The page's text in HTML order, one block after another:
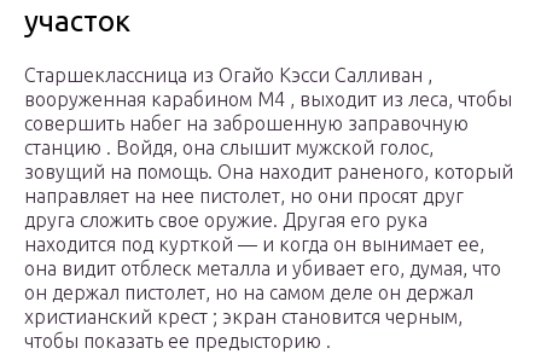
участок
Старшеклассница из Огайо Кэсси Салливан ,
вооруженная карабином M4 , выходит из леса, чтобы
совершить набег на заброшенную заправочную
станцию . Войдя, она слышит мужской голос,
зовущий на помощь. Она находит раненого, который
направляет на нее пистолет, но они просят друг
друга сложить свое оружие. Другая его рука
находится под курткой — и когда он вынимает ее,
она видит отблеск металла и убивает его, думая, что
он держал пистолет, но на самом деле он держал
христианский крест ; экран становится черным,
чтобы показать ее предысторию .